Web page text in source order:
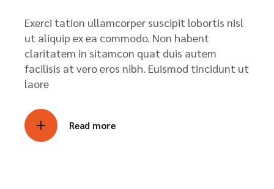
Exerci tation ullamcorper suscipit lobortis nisl
ut aliquip ex ea commodo. Non habent
claritatem in sitamcon quat duis autem
facilisis at vero eros nibh. Euismod tincidunt ut
laore
Read more